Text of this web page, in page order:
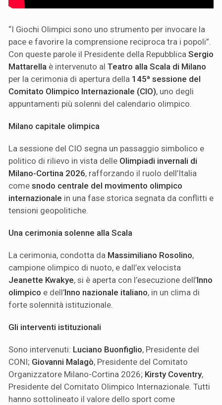
“I Giochi Olimpici sono uno strumento per invocare la
pace e favorire la comprensione reciproca tra i popoli”.
Con queste parole il Presidente della Repubblica Sergio
Mattarella è intervenuto al Teatro alla Scala di Milano
per la cerimonia di apertura della 145ª sessione del
Comitato Olimpico Internazionale (CIO), uno degli
appuntamenti più solenni del calendario olimpico.
Milano capitale olimpica
La sessione del CIO segna un passaggio simbolico e
politico di rilievo in vista delle Olimpiadi invernali di
Milano-Cortina 2026, rafforzando il ruolo dell’Italia
come snodo centrale del movimento olimpico
internazionale in una fase storica segnata da conflitti e
tensioni geopolitiche.
Una cerimonia solenne alla Scala
La cerimonia, condotta da Massimiliano Rosolino,
campione olimpico di nuoto, e dall’ex velocista
Jeanette Kwakye, si è aperta con l’esecuzione dell’Inno
olimpico e dell’Inno nazionale italiano, in un clima di
forte solennità istituzionale.
Gli interventi istituzionali
Sono intervenuti: Luciano Buonfiglio, Presidente del
CONI; Giovanni Malagò, Presidente del Comitato
Organizzatore Milano-Cortina 2026; Kirsty Coventry,
Presidente del Comitato Olimpico Internazionale. Tutti
hanno sottolineato il valore dello sport come